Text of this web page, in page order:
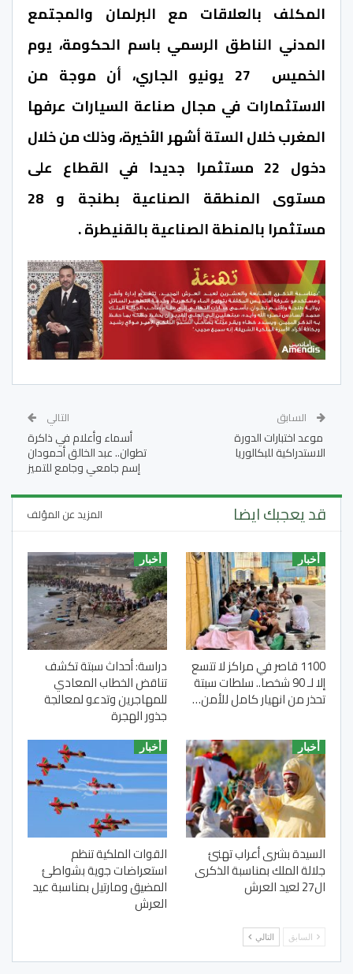
المكلف بالعلاقات مع البرلمان والمجتمع
المدني الناطق الرسمي باسم الحكومة، يوم
الخميس 27 يونيو الجاري، أن موجة من
الاستثمارات في مجال صناعة السيارات عرفها
المغرب خلال الستة أشهر الأخيرة، وذلك من خلال
دخول 22 مستثمرا جديدا في القطاع على
مستوى المنطقة الصناعية بطنجة و 28
مستثمرا بالمنطة الصناعية بالقنيطرة .
السابق
موعد اختبارات الدورة
الاستدراكية للبكالوريا
التالي
أسماء وأعلام في ذاكرة
تطوان.. عبد الخالق أحمودان
إسم جامعي وجامع للتميز
قد يعجبك ايضا المزيد عن المؤلف
أخبار
1100 قاصر في مراكز لا تتسع
إلا لـ 90 شخصا.. سلطات سبتة
تحذر من انهيار كامل للأمن…
أخبار
دراسة: أحداث سبتة تكشف
تناقض الخطاب المعادي
للمهاجرين وتدعو لمعالجة
جذور الهجرة
أخبار
السيدة بشرى أعراب تهنئ
جلالة الملك بمناسبة الذكرى
ال27 لعيد العرش
أخبار
القوات الملكية تنظم
استعراضات جوية بشواطئ
المضيق ومارتيل بمناسبة عيد
العرش
السابق التالي